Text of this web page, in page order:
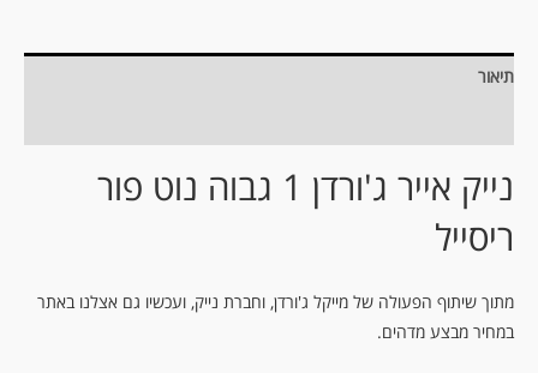
תיאור
נייק אייר ג'ורדן 1 גבוה נוט פור
ריסייל
מתוך שיתוף הפעולה של מייקל ג'ורדן, וחברת נייק, ועכשיו גם אצלנו באתר
במחיר מבצע מדהים.